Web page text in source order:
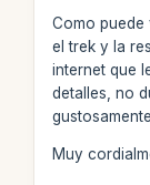
Como puede
el trek y la
internet que
detalles, no
Muy